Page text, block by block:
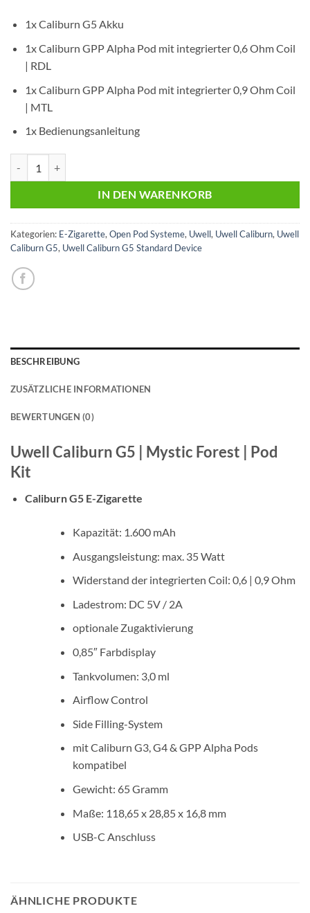
1x Caliburn G5 Akku
1x Caliburn GPP Alpha Pod mit integrierter 0,6 Ohm Coil
| RDL
1x Caliburn GPP Alpha Pod mit integrierter 0,9 Ohm Coil
| MTL
1x Bedienungsanleitung
IN DEN WARENKORB
Kategorien: E-Zigarette, Open Pod Systeme, Uwell, Uwell Caliburn, Uwell
Caliburn G5, Uwell Caliburn G5 Standard Device
BESCHREIBUNG
ZUSÄTZLICHE INFORMATIONEN
BEWERTUNGEN (0)
Uwell Caliburn G5 | Mystic Forest | Pod
Kit
Caliburn G5 E-Zigarette
Kapazität: 1.600 mAh
Ausgangsleistung: max. 35 Watt
Widerstand der integrierten Coil: 0,6 | 0,9 Ohm
Ladestrom: DC 5V / 2A
optionale Zugaktivierung
0,85″ Farbdisplay
Tankvolumen: 3,0 ml
Airflow Control
Side Filling-System
mit Caliburn G3, G4 & GPP Alpha Pods
kompatibel
Gewicht: 65 Gramm
Maße: 118,65 x 28,85 x 16,8 mm
USB-C Anschluss
ÄHNLICHE PRODUKTE